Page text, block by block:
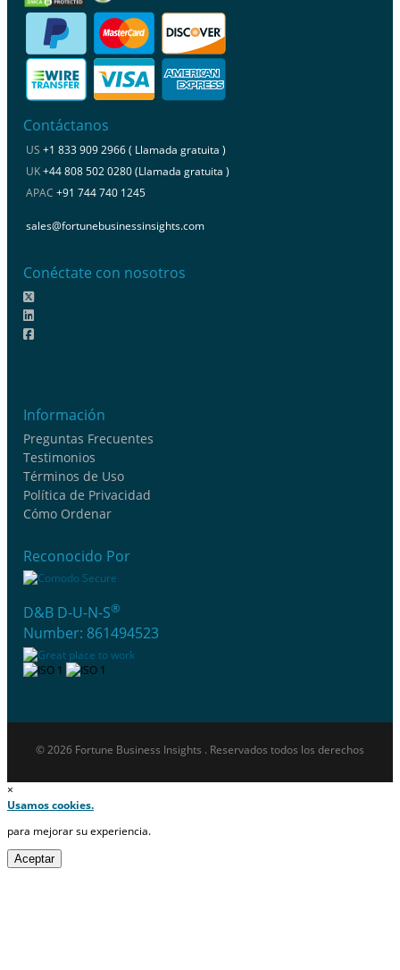
Contáctanos
US +1 833 909 2966 ( Llamada gratuita )
UK+44 808 502 0280 (Llamada gratuita )
APAC +91 744 740 1245
sales@fortunebusinessinsights.com
Conéctate con nosotros
Información
Preguntas Frecuentes
Testimonios
Términos de Uso
Política de Privacidad
Cómo Ordenar
Reconocido Por
D&B D-U-N-S®
Number: 861494523
© 2026 Fortune Business Insights . Reservados todos los derechos
×
Usamos cookies.
para mejorar su experiencia.
Aceptar